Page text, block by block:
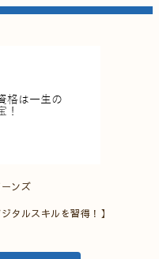
ンズ
タルスキルを習得！】